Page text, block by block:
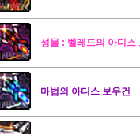
성물 : 벨레드의 아디스
마법의 아디스 보우건